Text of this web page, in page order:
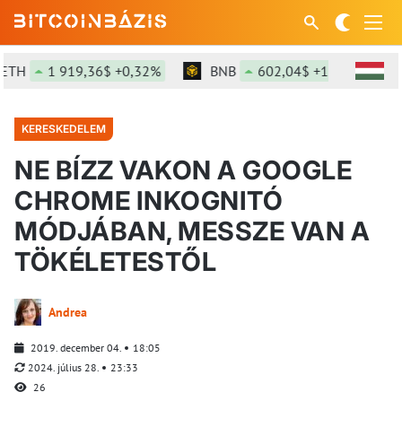
1 919,36$ +0,32% BNB 602,04$ +1,63%
KERESKEDELEM
NE BÍZZ VAKON A GOOGLE
CHROME INKOGNITÓ
MÓDJÁBAN, MESSZE VAN A
TÖKÉLETESTŐL
Andrea
2019. december 04.
18:05
2024. július 28.
23:33
26